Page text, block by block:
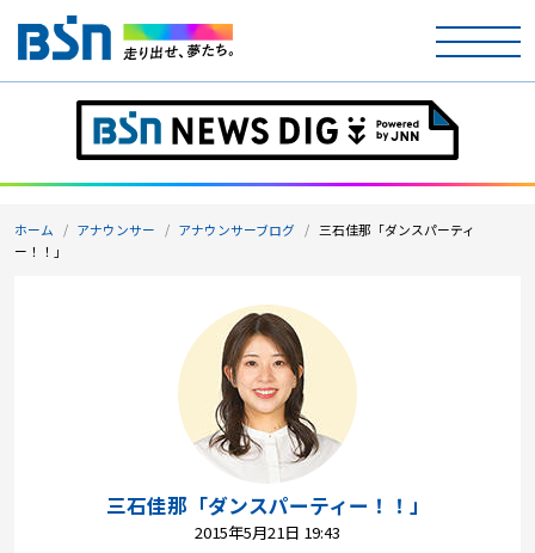
ホーム
テレビ
ラジオ
アナウンサー
イベント
ニュース
プレゼント
ホーム アナウンサー アナウンサーブログ
三石佳那「ダンスパーティ
ー！！」
三石佳那「ダンスパーティー！！」
2015年5月21日 19:43